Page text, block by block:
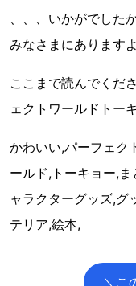
、、、いかがでし
みなさまにあります
ここまで読んでくだ
ェクトワールドトー
かわいい,パーフェク
ールド,トーキョー,
ャラクターグッズ,グ
テリア,絵本,
＼こ